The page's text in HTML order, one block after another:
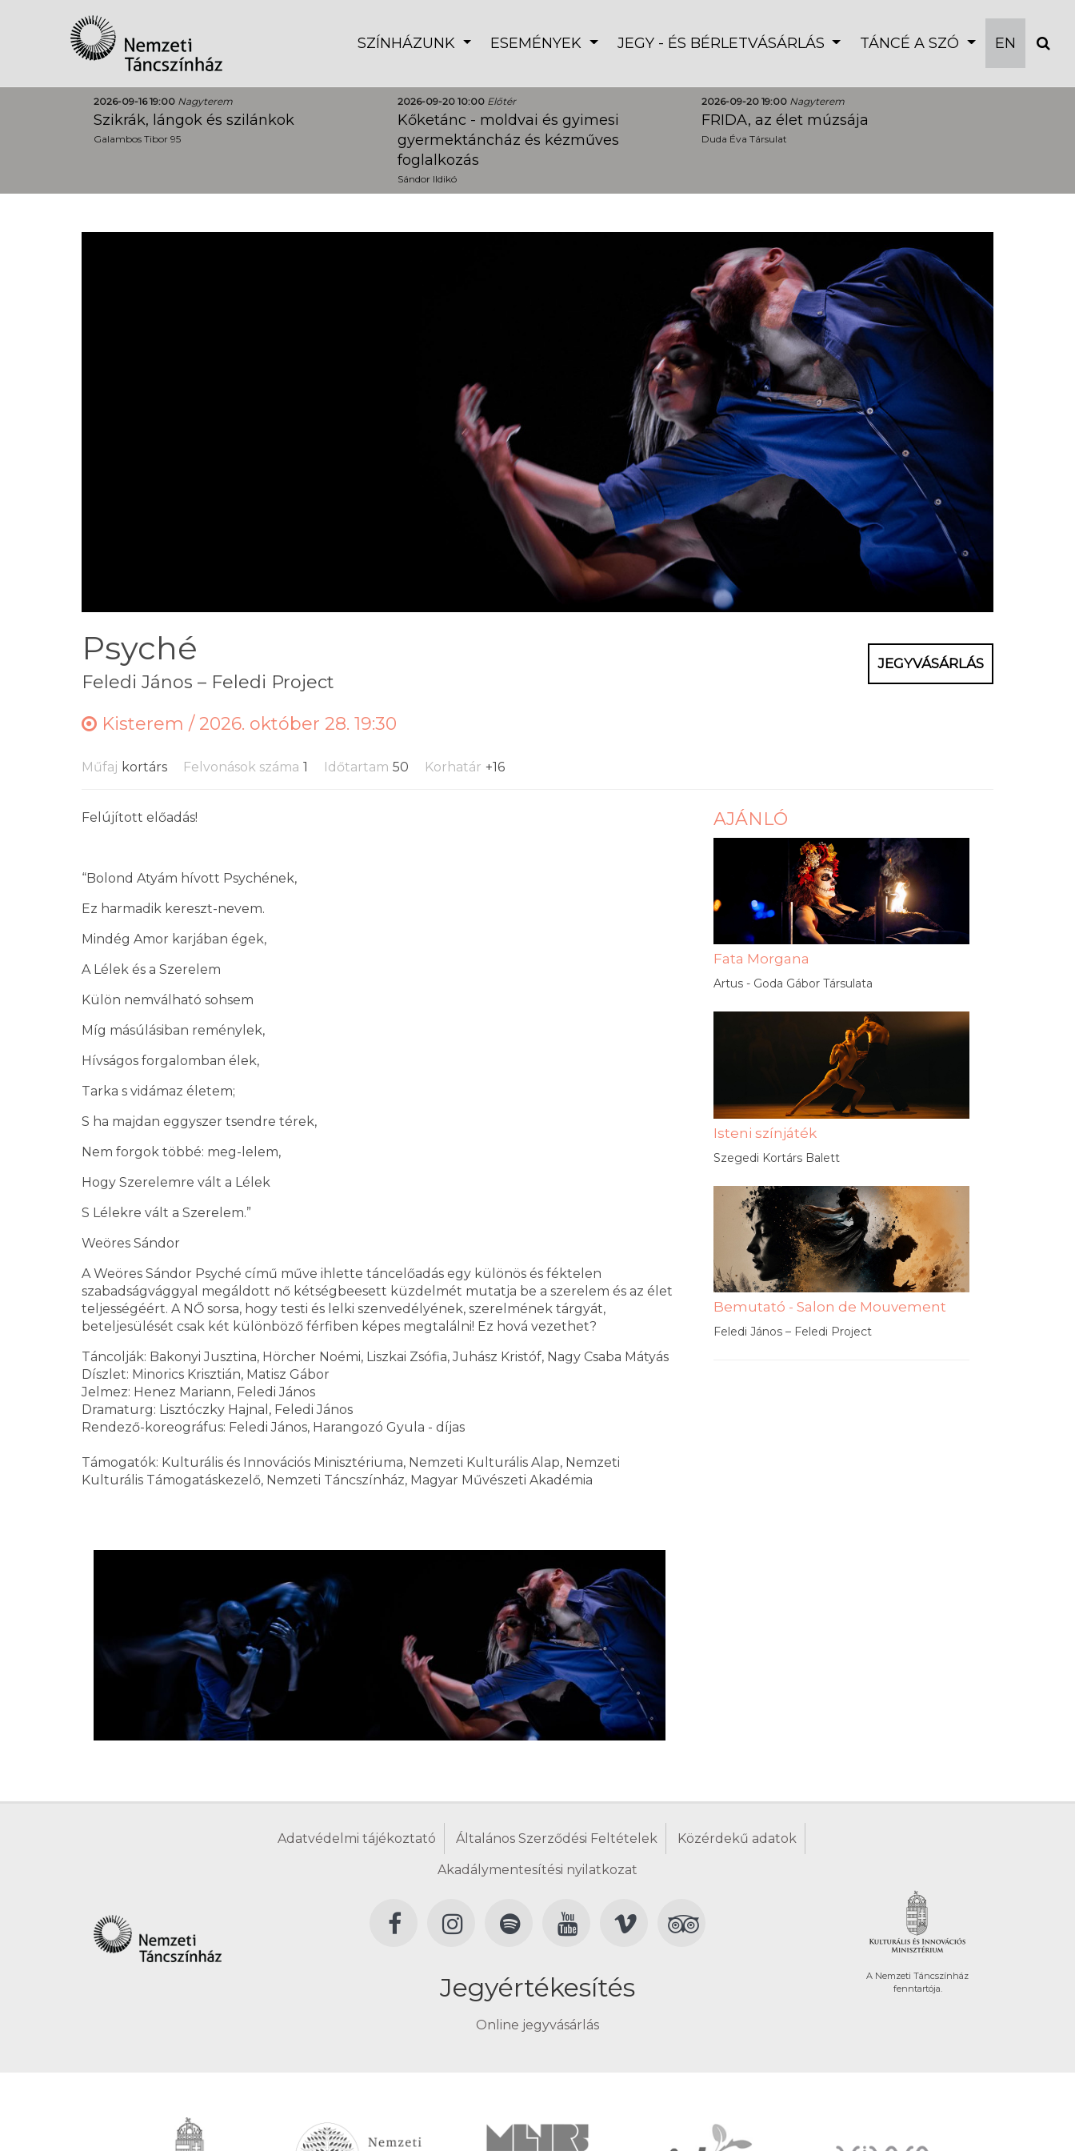
SZÍNHÁZUNK ESEMÉNYEK JEGY - ÉS BÉRLETVÁSÁRLÁS TÁNCÉ A SZÓ EN
2026-09-16 19:00 Nagyterem
Szikrák, lángok és szilánkok
Galambos Tibor 95
2026-09-20 10:00 Előtér
Kőketánc - moldvai és gyimesi
gyermektáncház és kézműves
foglalkozás
Sándor Ildikó
2026-09-20 19:00 Nagyterem
FRIDA, az élet múzsája
Duda Éva Társulat
Psyché
Feledi János – Feledi Project
JEGYVÁSÁRLÁS
Kisterem / 2026. október 28. 19:30
Műfaj kortárs Felvonások száma 1 Időtartam 50 Korhatár +16
Felújított előadás!
“Bolond Atyám hívott Psychének,
Ez harmadik kereszt-nevem.
Mindég Amor karjában égek,
A Lélek és a Szerelem
Külön nemválható sohsem
Míg másúlásiban reménylek,
Hívságos forgalomban élek,
Tarka s vidámaz életem;
S ha majdan eggyszer tsendre térek,
Nem forgok többé: meg-lelem,
Hogy Szerelemre vált a Lélek
S Lélekre vált a Szerelem.”
Weöres Sándor
A Weöres Sándor Psyché című műve ihlette táncelőadás egy különös és féktelen
szabadságvággyal megáldott nő kétségbeesett küzdelmét mutatja be a szerelem és az élet
teljességéért. A NŐ sorsa, hogy testi és lelki szenvedélyének, szerelmének tárgyát,
beteljesülését csak két különböző férfiben képes megtalálni! Ez hová vezethet?
Táncolják: Bakonyi Jusztina, Hörcher Noémi, Liszkai Zsófia, Juhász Kristóf, Nagy Csaba Mátyás
Díszlet: Minorics Krisztián, Matisz Gábor
Jelmez: Henez Mariann, Feledi János
Dramaturg: Lisztóczky Hajnal, Feledi János
Rendező-koreográfus: Feledi János, Harangozó Gyula - díjas
Támogatók: Kulturális és Innovációs Minisztériuma, Nemzeti Kulturális Alap, Nemzeti
Kulturális Támogatáskezelő, Nemzeti Táncszínház, Magyar Művészeti Akadémia
AJÁNLÓ
Fata Morgana
Artus - Goda Gábor Társulata
Isteni színjáték
Szegedi Kortárs Balett
Bemutató - Salon de Mouvement
Feledi János – Feledi Project
Adatvédelmi tájékoztató Általános Szerződési Feltételek Közérdekű adatok
Akadálymentesítési nyilatkozat
Jegyértékesítés
Online jegyvásárlás
A Nemzeti Táncszínház
fenntartója.